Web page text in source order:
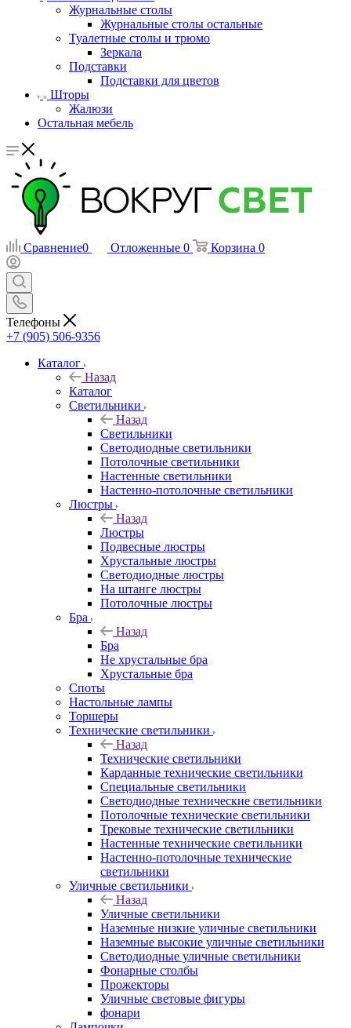
Журнальные столы
Журнальные столы остальные
Туалетные столы и трюмо
Зеркала
Подставки
Подставки для цветов
Шторы
Жалюзи
Остальная мебель
Сравнение0 Отложенные 0 Корзина 0
Телефоны
+7 (905) 506-9356
Каталог
Назад
Каталог
Светильники
Назад
Светильники
Светодиодные светильники
Потолочные светильники
Настенные светильники
Настенно-потолочные светильники
Люстры
Назад
Люстры
Подвесные люстры
Хрустальные люстры
Светодиодные люстры
На штанге люстры
Потолочные люстры
Бра
Назад
Бра
Не хрустальные бра
Хрустальные бра
Споты
Настольные лампы
Торшеры
Технические светильники
Назад
Технические светильники
Карданные технические светильники
Специальные светильники
Светодиодные технические светильники
Потолочные технические светильники
Трековые технические светильники
Настенные технические светильники
Настенно-потолочные технические
светильники
Уличные светильники
Назад
Уличные светильники
Наземные низкие уличные светильники
Наземные высокие уличные светильники
Светодиодные уличные светильники
Фонарные столбы
Прожекторы
Уличные световые фигуры
фонари